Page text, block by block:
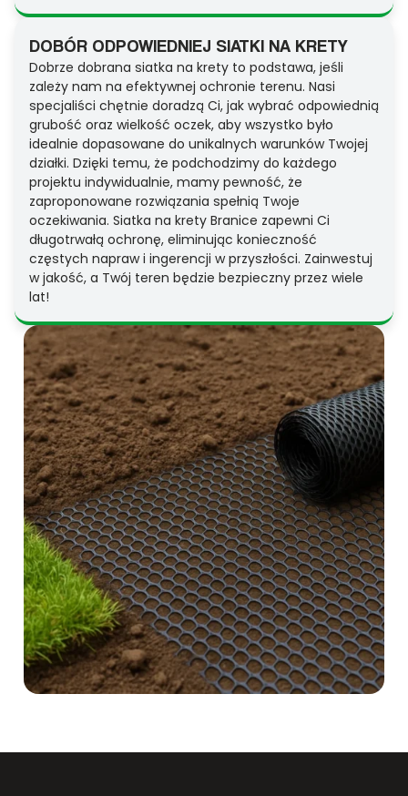
DOBÓR ODPOWIEDNIEJ SIATKI NA KRETY
Dobrze dobrana siatka na krety to podstawa, jeśli
zależy nam na efektywnej ochronie terenu. Nasi
specjaliści chętnie doradzą Ci, jak wybrać odpowiednią
grubość oraz wielkość oczek, aby wszystko było
idealnie dopasowane do unikalnych warunków Twojej
działki. Dzięki temu, że podchodzimy do każdego
projektu indywidualnie, mamy pewność, że
zaproponowane rozwiązania spełnią Twoje
oczekiwania. Siatka na krety Branice zapewni Ci
długotrwałą ochronę, eliminując konieczność
częstych napraw i ingerencji w przyszłości. Zainwestuj
w jakość, a Twój teren będzie bezpieczny przez wiele
lat!